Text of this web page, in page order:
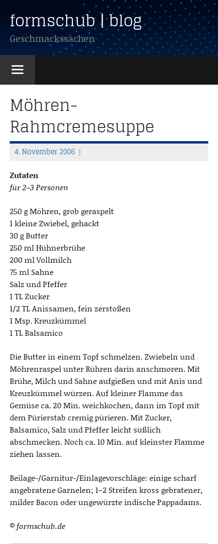
Inhalt
springen
formschub | blog
Geschmackssachen
Möhren-
Rahmcremesuppe
4. November 2006
T
o
m
a
s
Zutaten
für 2–3 Personen
250 g Möhren, grob geraspelt
1 kleine Zwiebel, gehackt
30 g Butter
250 ml Hühnerbrühe
200 ml Vollmilch
75 ml Sahne
Salz und Pfeffer
1 TL Zucker
1/2 TL Anissamen, fein zerstoßen
1 Msp. Kreuzkümmel
1 TL Balsamico
Die Butter in einem Topf schmelzen. Zwiebeln und
Möhrenraspel unter Rühren darin anschmoren. Mit
Brühe, Milch und Sahne aufgießen und mit Anis und
Kreuzkümmel würzen. Auf kleiner Flamme das
Gemüse ca. 20 Min. weichkochen, dann im Topf mit
dem Pürierstab cremig pürieren. Mit Zucker,
Balsamico, Salz und Pfeffer leicht süßlich
abschmecken. Noch ca. 10 Min. auf kleinster Flamme
ziehen lassen.
Beilage-/Garnitur-/Einlagevorschläge: einige scharf
angebratene Garnelen; 1–2 Streifen kross gebratener,
milder Bacon oder ungewürzte indische Pappadams.
© formschub.de